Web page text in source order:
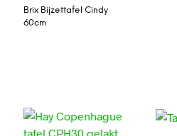
Brix Bijzettafel Cindy
60cm